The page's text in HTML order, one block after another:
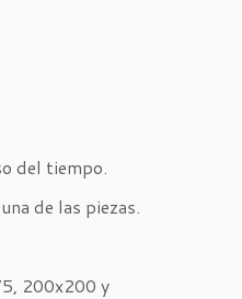
del tiempo.
de las piezas.
200x200 y